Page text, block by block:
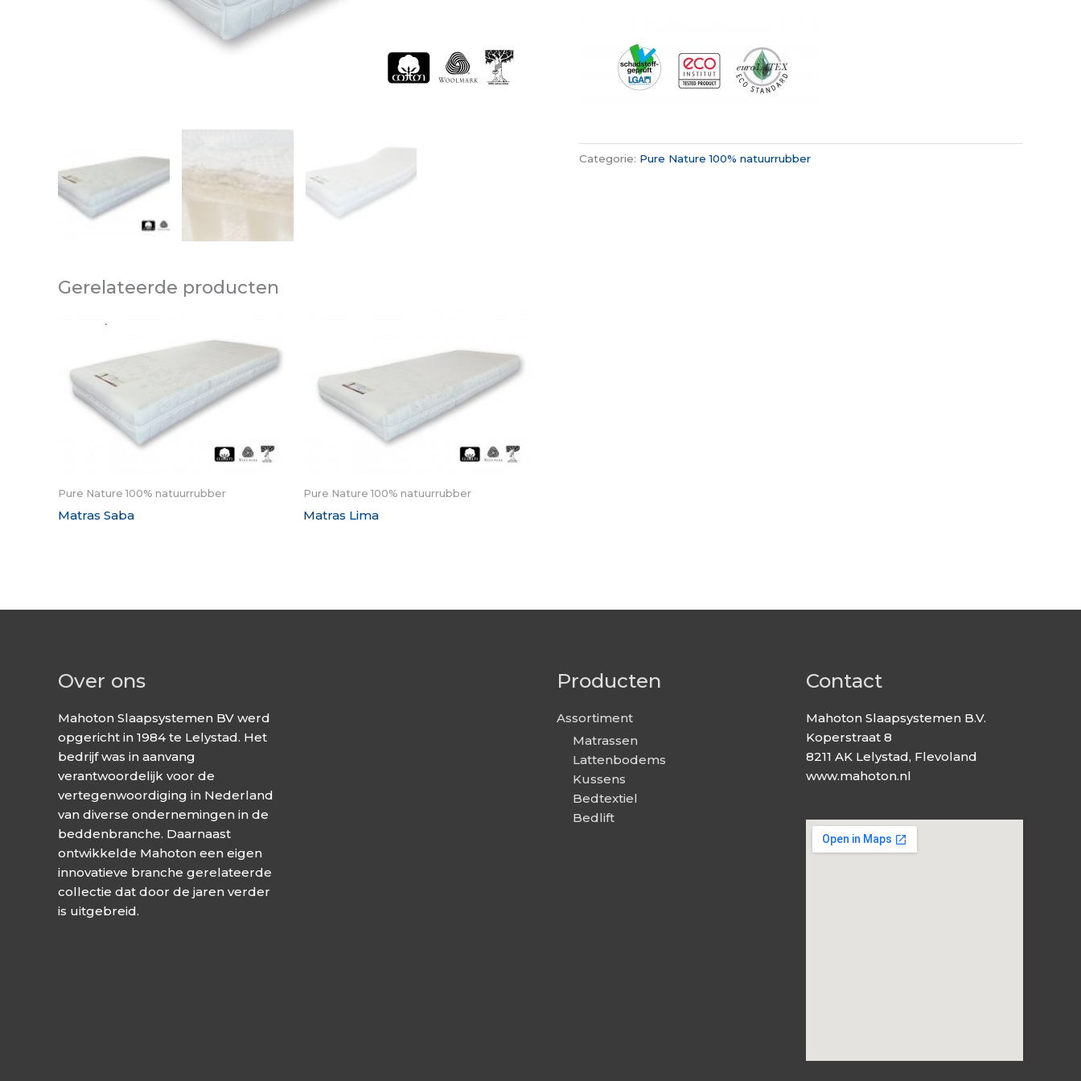
Categorie: Pure Nature 100% natuurrubber
Gerelateerde producten
Pure Nature 100% natuurrubber
Matras Saba
Pure Nature 100% natuurrubber
Matras Lima
Over ons
Mahoton Slaapsystemen BV werd
opgericht in 1984 te Lelystad. Het
bedrijf was in aanvang
verantwoordelijk voor de
vertegenwoordiging in Nederland
van diverse ondernemingen in de
beddenbranche. Daarnaast
ontwikkelde Mahoton een eigen
innovatieve branche gerelateerde
collectie dat door de jaren verder
is uitgebreid.
Producten
Assortiment
Matrassen
Lattenbodems
Kussens
Bedtextiel
Bedlift
Contact
Mahoton Slaapsystemen B.V.
Koperstraat 8
8211 AK Lelystad, Flevoland
www.mahoton.nl